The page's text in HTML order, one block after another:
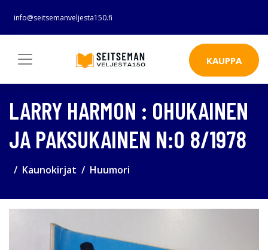
info@seitsemanveljesta150.fi
KAUPPA
LARRY HARMON : OHUKAINEN
JA PAKSUKAINEN N:O 8/1978
Kaunokirjat Huumori